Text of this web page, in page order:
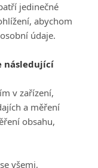
PŘIHLÁSIT
REGISTROVAT
serialy@fandimefilmu.cz
nám na e-mail
|Pravidla webu
jedinečné
abychom
údaje.
následující
v zařízení,
a měření
obsahu,
všemi,